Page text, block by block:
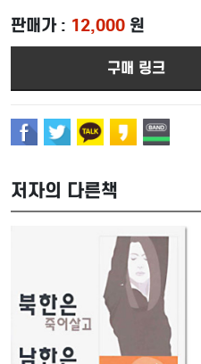
판매가 : 12,000 원
구매 링크
저자의 다른책